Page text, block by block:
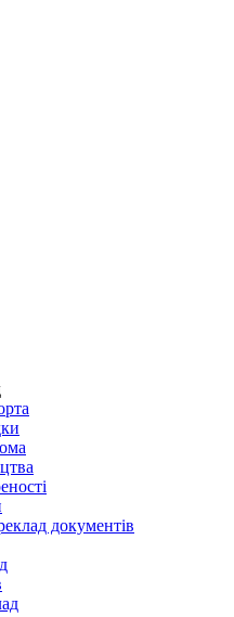
документів